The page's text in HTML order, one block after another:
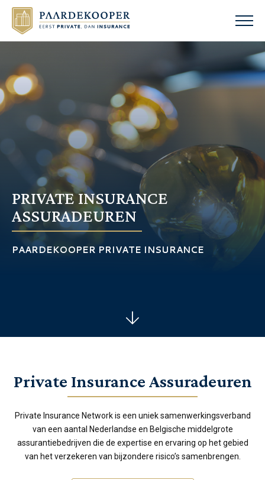
PRIVATE INSURANCE
ASSURADEUREN
PAARDEKOOPER PRIVATE INSURANCE
Private Insurance Assuradeuren
Private Insurance Network is een uniek samenwerkingsverband
van een aantal Nederlandse en Belgische middelgrote
assurantiebedrijven die de expertise en ervaring op het gebied
van het verzekeren van bijzondere risico’s samenbrengen.